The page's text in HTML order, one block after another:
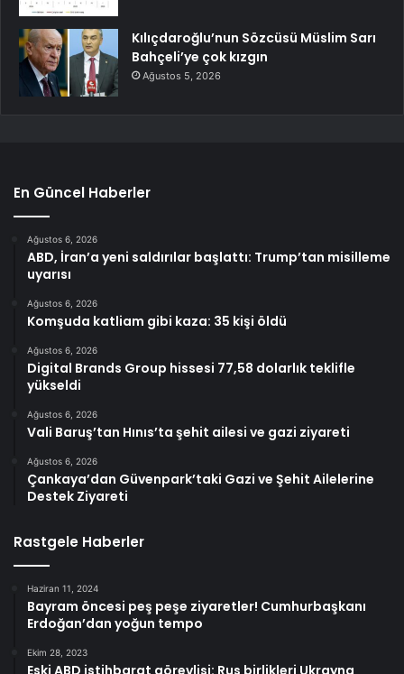
Kılıçdaroğlu’nun Sözcüsü Müslim Sarı
Bahçeli’ye çok kızgın
Ağustos 5, 2026
En Güncel Haberler
Ağustos 6, 2026
ABD, İran’a yeni saldırılar başlattı: Trump’tan misilleme
uyarısı
Ağustos 6, 2026
Komşuda katliam gibi kaza: 35 kişi öldü
Ağustos 6, 2026
Digital Brands Group hissesi 77,58 dolarlık teklifle
yükseldi
Ağustos 6, 2026
Vali Baruş’tan Hınıs’ta şehit ailesi ve gazi ziyareti
Ağustos 6, 2026
Çankaya’dan Güvenpark’taki Gazi ve Şehit Ailelerine
Destek Ziyareti
Rastgele Haberler
Haziran 11, 2024
Bayram öncesi peş peşe ziyaretler! Cumhurbaşkanı
Erdoğan’dan yoğun tempo
Ekim 28, 2023